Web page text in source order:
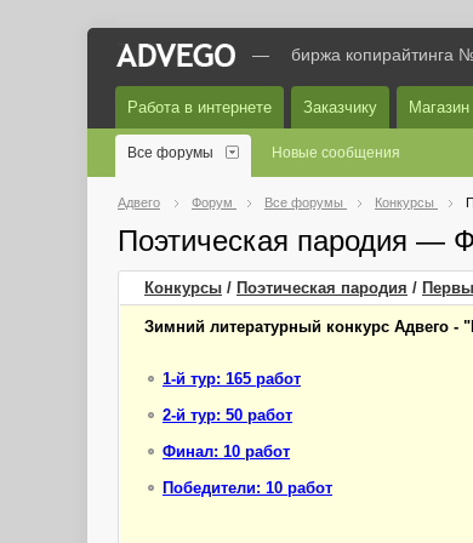
— биржа копирайтинга
Работа в интернете Заказчику Магазин
Все форумы Новые сообщения
Адвего Форум Все форумы Конкурсы
Поэтическая пародия —
Конкурсы / Поэтическая пародия /
Зимний литературный конкурс Адвего -
1-й тур: 165 работ
2-й тур: 50 работ
Финал: 10 работ
Победители: 10 работ